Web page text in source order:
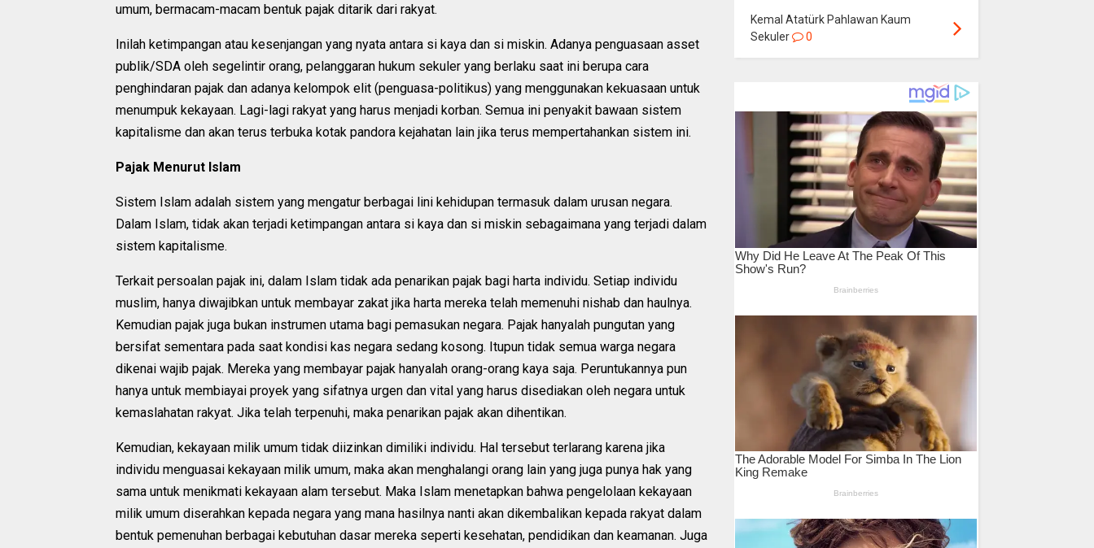
umum, bermacam-macam bentuk pajak ditarik dari rakyat.
Inilah ketimpangan atau kesenjangan yang nyata antara si kaya dan si miskin. Adanya penguasaan asset
publik/SDA oleh segelintir orang, pelanggaran hukum sekuler yang berlaku saat ini berupa cara
penghindaran pajak dan adanya kelompok elit (penguasa-politikus) yang menggunakan kekuasaan untuk
menumpuk kekayaan. Lagi-lagi rakyat yang harus menjadi korban. Semua ini penyakit bawaan sistem
kapitalisme dan akan terus terbuka kotak pandora kejahatan lain jika terus mempertahankan sistem ini.
Pajak Menurut Islam
Sistem Islam adalah sistem yang mengatur berbagai lini kehidupan termasuk dalam urusan negara.
Dalam Islam, tidak akan terjadi ketimpangan antara si kaya dan si miskin sebagaimana yang terjadi dalam
sistem kapitalisme.
Terkait persoalan pajak ini, dalam Islam tidak ada penarikan pajak bagi harta individu. Setiap individu
muslim, hanya diwajibkan untuk membayar zakat jika harta mereka telah memenuhi nishab dan haulnya.
Kemudian pajak juga bukan instrumen utama bagi pemasukan negara. Pajak hanyalah pungutan yang
bersifat sementara pada saat kondisi kas negara sedang kosong. Itupun tidak semua warga negara
dikenai wajib pajak. Mereka yang membayar pajak hanyalah orang-orang kaya saja. Peruntukannya pun
hanya untuk membiayai proyek yang sifatnya urgen dan vital yang harus disediakan oleh negara untuk
kemaslahatan rakyat. Jika telah terpenuhi, maka penarikan pajak akan dihentikan.
Kemudian, kekayaan milik umum tidak diizinkan dimiliki individu. Hal tersebut terlarang karena jika
individu menguasai kekayaan milik umum, maka akan menghalangi orang lain yang juga punya hak yang
sama untuk menikmati kekayaan alam tersebut. Maka Islam menetapkan bahwa pengelolaan kekayaan
milik umum diserahkan kepada negara yang mana hasilnya nanti akan dikembalikan kepada rakyat dalam
bentuk pemenuhan berbagai kebutuhan dasar mereka seperti kesehatan, pendidikan dan keamanan. Juga
Kemal Atatürk Pahlawan Kaum
Sekuler
0